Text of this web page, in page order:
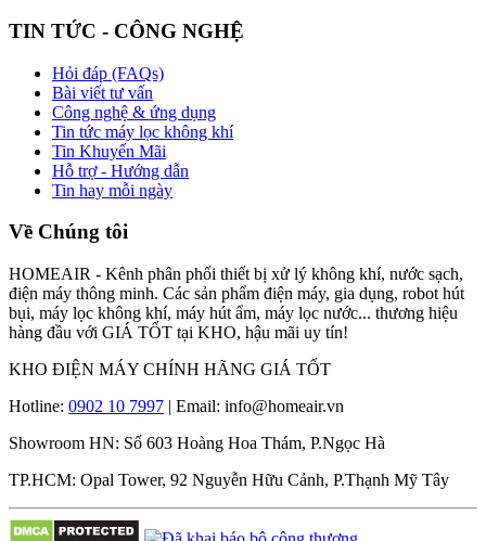
TIN TỨC - CÔNG NGHỆ
Hỏi đáp (FAQs)
Bài viết tư vấn
Công nghệ & ứng dụng
Tin tức máy lọc không khí
Tin Khuyến Mãi
Hỗ trợ - Hướng dẫn
Tin hay mỗi ngày
Về Chúng tôi
HOMEAIR - Kênh phân phối thiết bị xử lý không khí, nước sạch,
điện máy thông minh. Các sản phẩm điện máy, gia dụng, robot hút
bụi, máy lọc không khí, máy hút ẩm, máy lọc nước... thương hiệu
hàng đầu với GIÁ TỐT tại KHO, hậu mãi uy tín!
KHO ĐIỆN MÁY CHÍNH HÃNG GIÁ TỐT
Hotline: 0902 10 7997 | Email: info@homeair.vn
Showroom HN: Số 603 Hoàng Hoa Thám, P.Ngọc Hà
TP.HCM: Opal Tower, 92 Nguyễn Hữu Cảnh, P.Thạnh Mỹ Tây